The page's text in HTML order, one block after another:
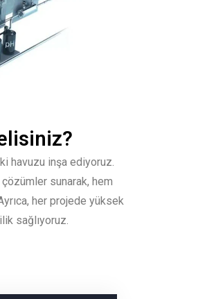
havuzu inşa ediyoruz.
sunarak, hem
her projede yüksek
sağlıyoruz.